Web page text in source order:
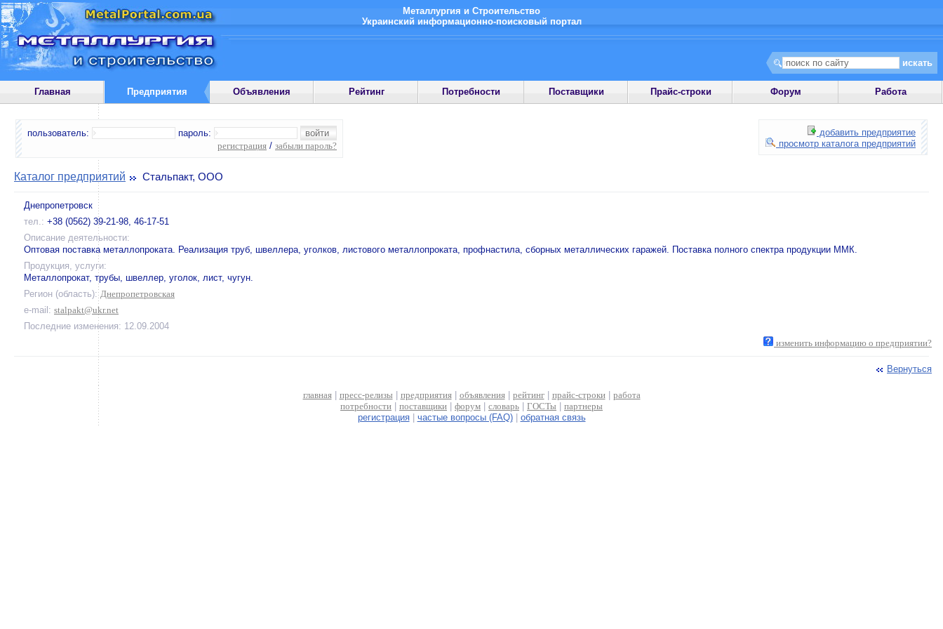
Металлургия и Строительство
Украинский информационно-поисковый портал
Главная Предприятия Объявления Рейтинг Потребности Поставщики Прайс-строки Форум Работа
пользователь:
пароль:
регистрация / забыли пароль?
добавить предприятие
просмотр каталога предприятий
Каталог предприятий Стальпакт, ООО
Днепропетровск
тел.: +38 (0562) 39-21-98, 46-17-51
Описание деятельности:
Оптовая поставка металлопроката. Реализация труб, швеллера, уголков, листового металлопроката, профнастила, сборных металлических гаражей. Поставка полного спектра продукции ММК.
Продукция, услуги:
Металлопрокат, трубы, швеллер, уголок, лист, чугун.
Регион (область): Днепропетровская
e-mail: stalpakt@ukr.net
Последние изменения: 12.09.2004
изменить информацию о предприятии?
Вернуться
главная| пресс-релизы предприятия| объявления| рейтинг| прайс-строки| работа
потребности
поставщики форум словарь ГОСТы
партнеры
регистрация| частые вопросы (FAQ)| обратная связь